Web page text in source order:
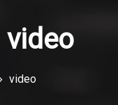
video
video